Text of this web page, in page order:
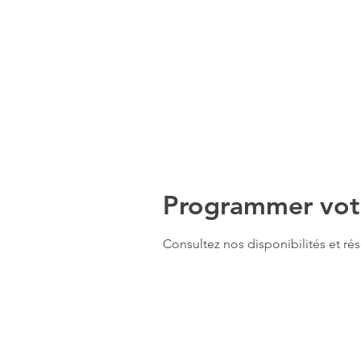
Programmer
Consultez nos disponibilités et